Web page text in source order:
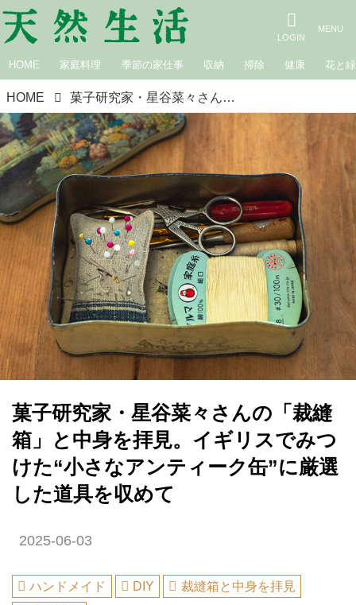
HOME 家庭料理 季節の家仕事 収納 掃除 健康 花と緑
HOME 菓子研究家・星谷菜々さんの「裁縫箱」と中身を拝見。イギリスでみつけた“小さなアンティーク缶”に厳選した道具を収めて
菓子研究家・星谷菜々さんの「裁縫
箱」と中身を拝見。イギリスでみつ
けた“小さなアンティーク缶”に厳選
した道具を収めて
2025-06-03
ハンドメイド DIY
裁縫箱と中身を拝見